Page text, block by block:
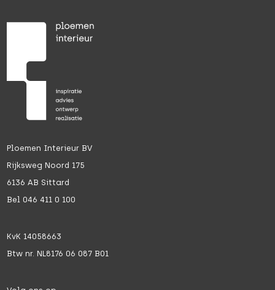
Ploemen Interieur BV
Rijksweg Noord 175
6136 AB Sittard
Bel 046 411 0 100
KvK 14058663
Btw nr. NL8176 06 087 B01